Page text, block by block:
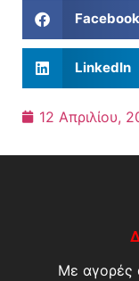
Facebook
LinkedIn
12 Απριλίου,
Με αγορές